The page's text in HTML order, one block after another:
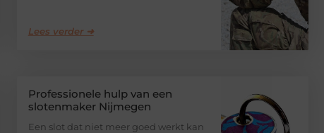
Lees verder ➜
Professionele hulp van een
slotenmaker Nijmegen
Een slot dat niet meer goed werkt kan